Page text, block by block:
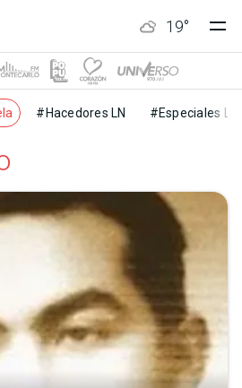
19°
#Hacedores LN #Especiales LN